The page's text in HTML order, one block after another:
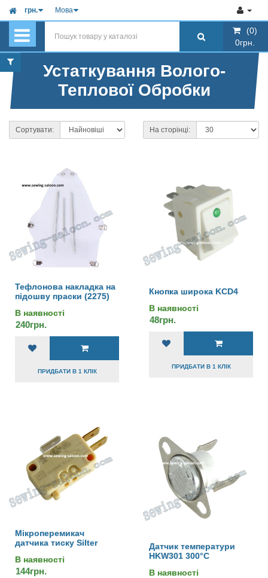
грн. Мова
0грн.
(0)
0грн.
Устаткування Волого-
Теплової Обробки
Сортувати: На сторінці:
Тефлонова накладка на
підошву праски (2275)
В наявності
240грн.
ПРИДБАТИ В 1 КЛІК
Кнопка широка KCD4
В наявності
48грн.
ПРИДБАТИ В 1 КЛІК
Мікроперемикач
датчика тиску Silter
В наявності
144грн.
Датчик температури
HKW301 300°C
В наявності